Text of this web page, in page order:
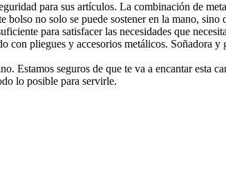
para sus artículos. La combinación de
bolso no solo se puede sostener en la mano,
para satisfacer las necesidades que
con pliegues y accesorios metálicos. Soñadora
Estamos seguros de que te va a encantar esta
lo posible para servirle.